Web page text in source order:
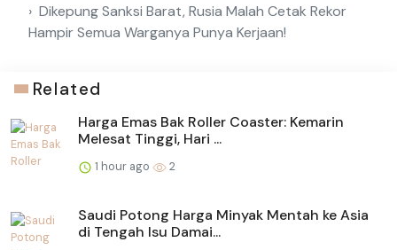
Dikepung Sanksi Barat, Rusia Malah Cetak Rekor
Hampir Semua Warganya Punya Kerjaan!
Related
Harga Emas Bak Roller Coaster: Kemarin
Melesat Tinggi, Hari ...
1 hour ago 2
Saudi Potong Harga Minyak Mentah ke Asia
di Tengah Isu Damai...